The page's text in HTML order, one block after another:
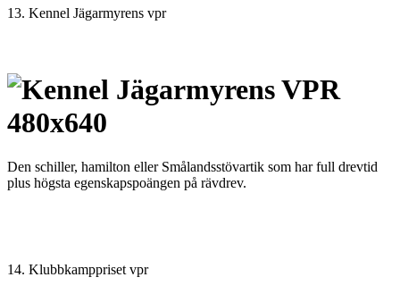
13. Kennel Jägarmyrens vpr
Den schiller, hamilton eller Smålandsstövartik som har full drevtid
plus högsta egenskapspoängen på rävdrev.
14. Klubbkamppriset vpr